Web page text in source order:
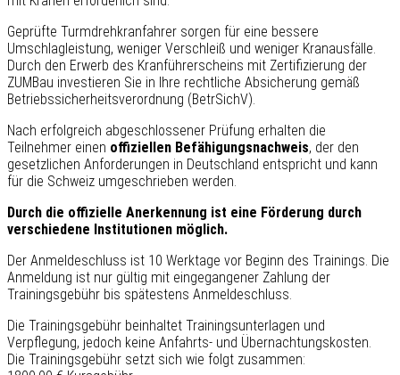
Geprüfte Turmdrehkranfahrer sorgen für eine bessere
Umschlagleistung, weniger Verschleiß und weniger Kranausfälle.
Durch den Erwerb des Kranführerscheins mit Zertifizierung der
ZUMBau investieren Sie in Ihre rechtliche Absicherung gemäß
Betriebssicherheitsverordnung (BetrSichV).
Nach erfolgreich abgeschlossener Prüfung erhalten die
Teilnehmer einen offiziellen Befähigungsnachweis, der den
gesetzlichen Anforderungen in Deutschland entspricht und kann
für die Schweiz umgeschrieben werden.
Durch die offizielle Anerkennung ist eine Förderung durch
verschiedene Institutionen möglich.
Der Anmeldeschluss ist 10 Werktage vor Beginn des Trainings. Die
Anmeldung ist nur gültig mit eingegangener Zahlung der
Trainingsgebühr bis spätestens Anmeldeschluss.
Die Trainingsgebühr beinhaltet Trainingsunterlagen und
Verpflegung, jedoch keine Anfahrts- und Übernachtungskosten.
Die Trainingsgebühr setzt sich wie folgt zusammen: